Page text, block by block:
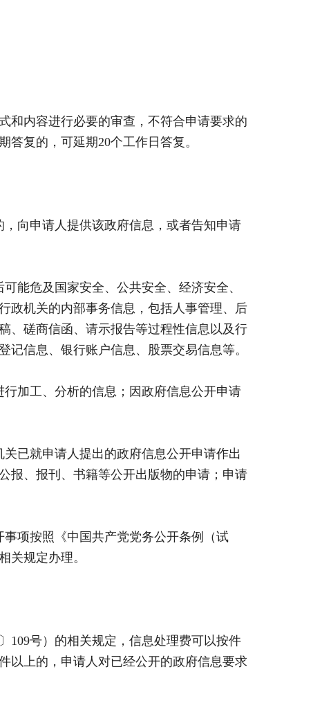
内容进行必要的审查，不符合申请要求的
复的，可延期20个工作日答复。
向申请人提供该政府信息，或者告知申请
危及国家安全、公共安全、经济安全、
政机关的内部事务信息，包括人事管理、后
、磋商信函、请示报告等过程性信息以及行
信息、银行账户信息、股票交易信息等。
加工、分析的信息；因政府信息公开申请
已就申请人提出的政府信息公开申请作出
报、报刊、书籍等公开出版物的申请；申请
项按照《中国共产党党务公开条例（试
关规定办理。
号）的相关规定，信息处理费可以按件
以上的，申请人对已经公开的政府信息要求